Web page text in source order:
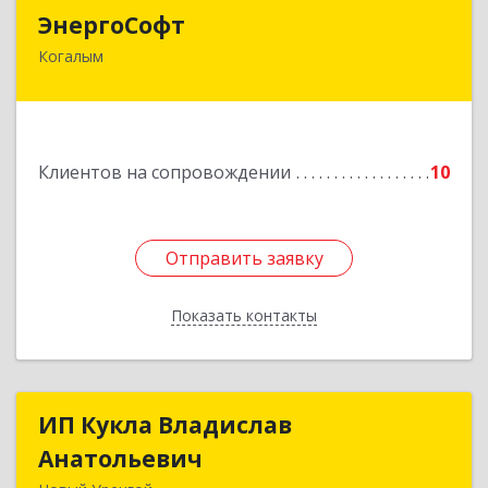
ЭнергоСофт
Когалым
Клиентов на сопровождении 10
Отправить заявку
Показать контакты
628485, Ханты-Мансийский Автономный округ
Подробнее
Отправить заявку
Назад
ИП Кукла Владислав
Анатольевич
ИП Кукла Владислав